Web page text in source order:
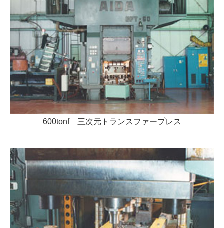
600tonf 三次元トランスファープレス